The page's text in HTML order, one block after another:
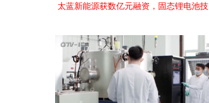
太蓝新能源获数亿元融资，固态锂电池技